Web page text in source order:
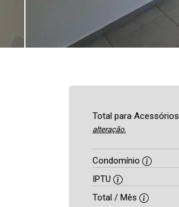
Total para Acessórios
alteração.
Condomínio
IPTU
Total / Mês